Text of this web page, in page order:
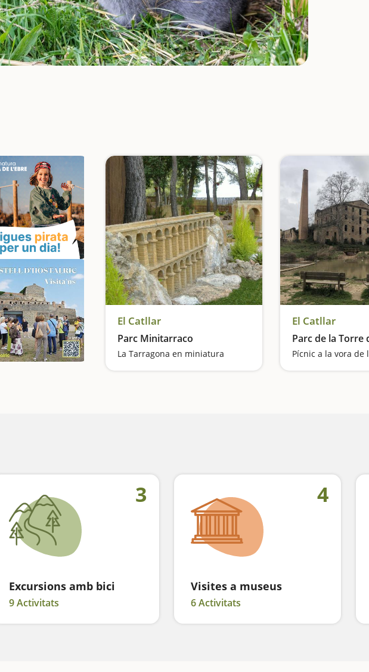
El Catllar
Parc Minitarraco
La Tarragona en miniatura
El Catllar
Parc de la Torre
Pícnic a la vora de
3
Excursions amb bici
9 Activitats
4
Visites a museus
6 Activitats